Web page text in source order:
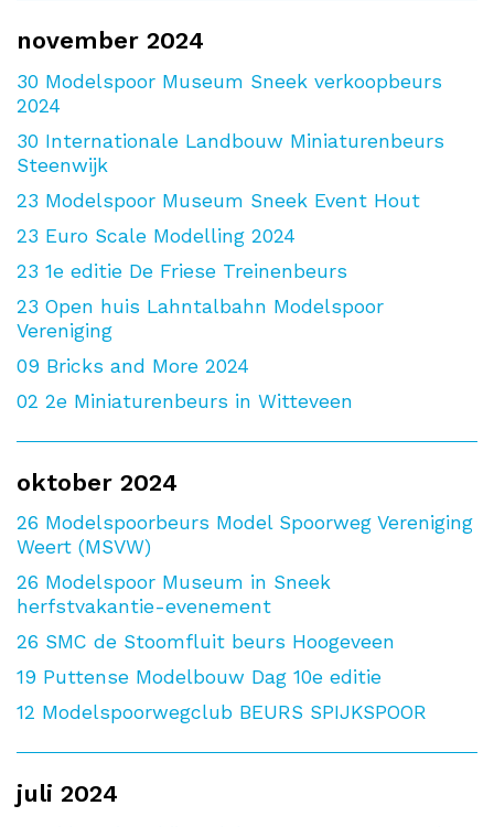
november 2024
30 Modelspoor Museum Sneek verkoopbeurs
2024
30 Internationale Landbouw Miniaturenbeurs
Steenwijk
23 Modelspoor Museum Sneek Event Hout
23 Euro Scale Modelling 2024
23 1e editie De Friese Treinenbeurs
23 Open huis Lahntalbahn Modelspoor
Vereniging
09 Bricks and More 2024
02 2e Miniaturenbeurs in Witteveen
oktober 2024
26 Modelspoorbeurs Model Spoorweg Vereniging
Weert (MSVW)
26 Modelspoor Museum in Sneek
herfstvakantie-evenement
26 SMC de Stoomfluit beurs Hoogeveen
19 Puttense Modelbouw Dag 10e editie
12 Modelspoorwegclub BEURS SPIJKSPOOR
juli 2024